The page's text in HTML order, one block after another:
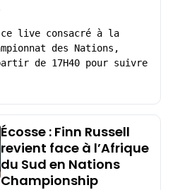
ce live consacré à la
des Nations,
de 17H40 pour suivre
Écosse : Finn Russell
revient face à l’Afrique
du Sud en Nations
Championship